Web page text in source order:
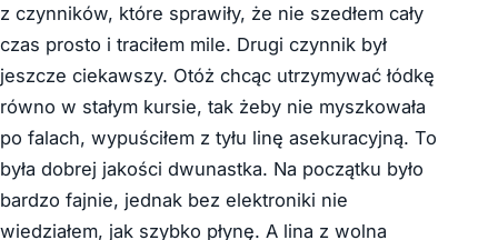
z czynników, które sprawiły, że nie szedłem cały
czas prosto i traciłem mile. Drugi czynnik był
jeszcze ciekawszy. Otóż chcąc utrzymywać łódkę
równo w stałym kursie, tak żeby nie myszkowała
po falach, wypuściłem z tyłu linę asekuracyjną. To
była dobrej jakości dwunastka. Na początku było
bardzo fajnie, jednak bez elektroniki nie
wiedziałem, jak szybko płynę. A lina z wolna